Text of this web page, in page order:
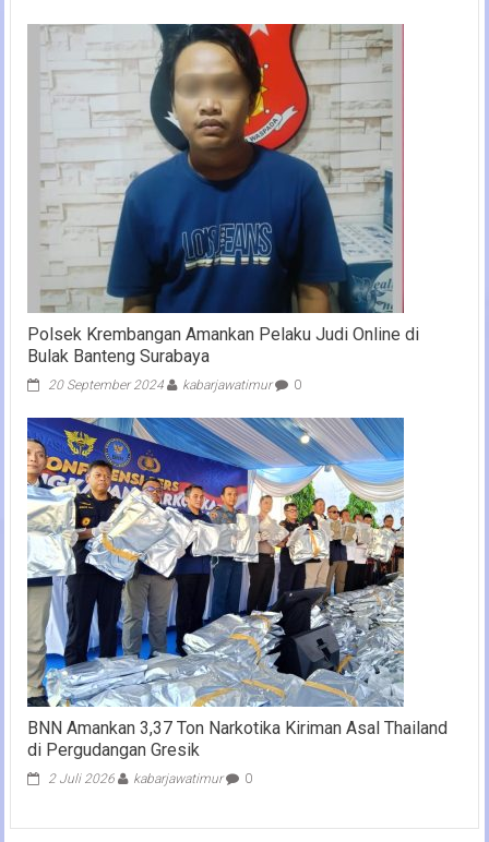
Polsek Krembangan Amankan Pelaku Judi Online di
Bulak Banteng Surabaya
20 September 2024 kabarjawatimur 0
BNN Amankan 3,37 Ton Narkotika Kiriman Asal Thailand
di Pergudangan Gresik
2 Juli 2026 kabarjawatimur 0